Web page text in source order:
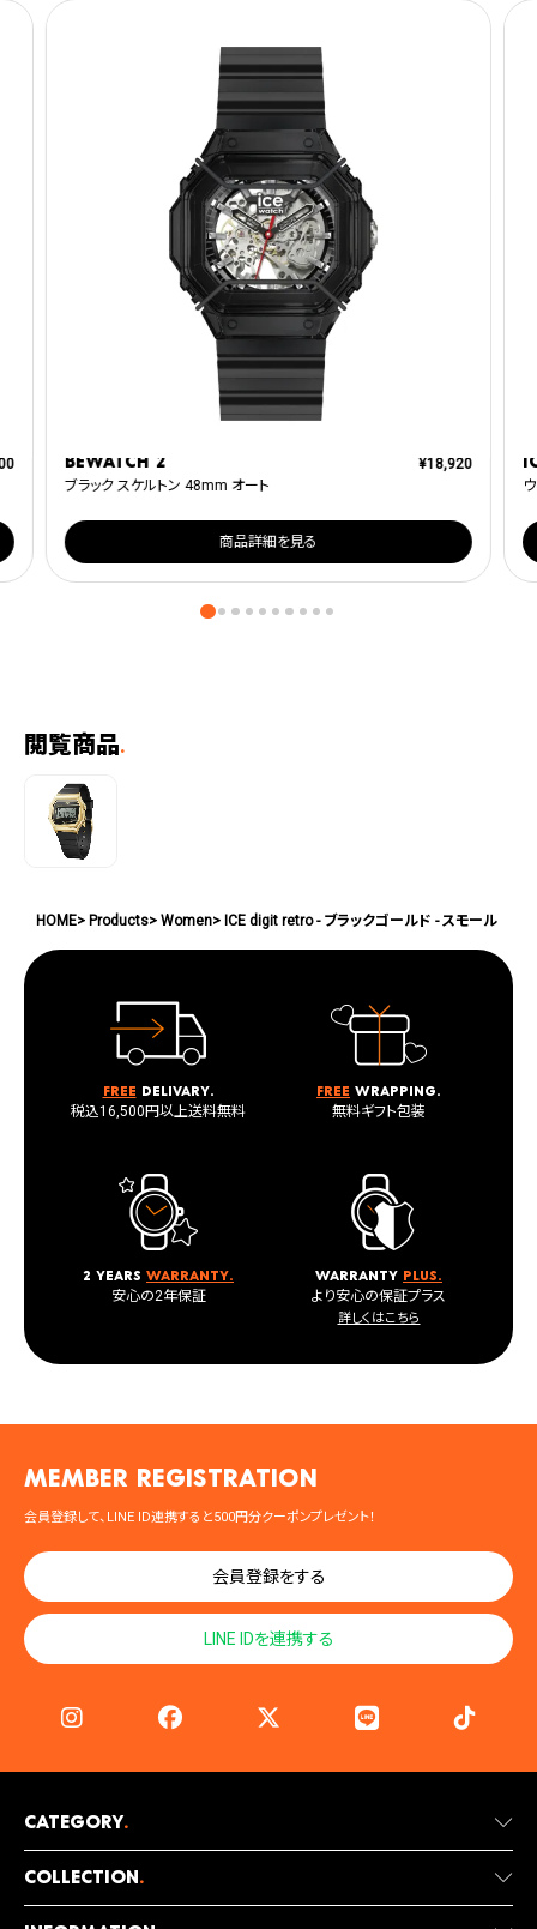
BEWATCH 2
ブラック スケルトン 48mm オート
¥18,920
商品詳細を見る
閲覧商品.
HOME Products Women ICE digit retro - ブラックゴールド - スモール
Free delivary.
税込16,500円以上送料無料
Free wrapping.
無料ギフト包装
2 years warranty.
安心の2年保証
warranty plus.
より安心の保証プラス
詳しくはこちら
MEMBER registration
会員登録して、LINE ID連携すると500円分クーポンプレゼント！
会員登録をする
LINE IDを連携する
Category.
Collection.